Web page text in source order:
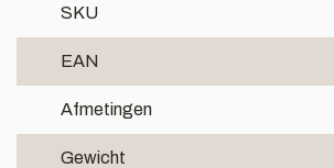
SKU
EAN
Afmetingen
Gewicht